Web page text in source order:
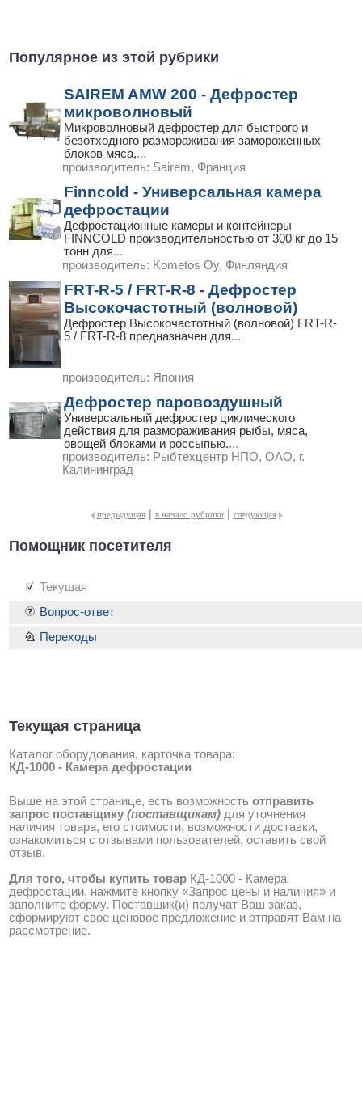
Популярное из этой рубрики
SAIREM AMW 200 - Дефростер
микроволновый
Микроволновый дефростер для быстрого и
безотходного размораживания замороженных
блоков мяса,...
производитель: Sairem, Франция
Finncold - Универсальная камера
дефростации
Дефростационные камеры и контейнеры
FINNCOLD производительностью от 300 кг до 15
тонн для...
производитель: Kometos Oy, Финляндия
FRT-R-5 / FRT-R-8 - Дефростер
Высокочастотный (волновой)
Дефростер Высокочастотный (волновой) FRT-R-
5 / FRT-R-8 предназначен для...
производитель: Япония
Дефростер паровоздушный
Универсальный дефростер циклического
действия для размораживания рыбы, мяса,
овощей блоками и россыпью....
производитель: Рыбтехцентр НПО, ОАО, г.
Калининград
предыдущая | в начало рубрики | следующая
Помощник посетителя
Текущая
Текущая страница
Каталог оборудования, карточка товара:
КД-1000 - Камера дефростации
Выше на этой странице, есть возможность отправить
запрос поставщику (поставщикам) для уточнения
наличия товара, его стоимости, возможности доставки,
ознакомиться с отзывами пользователей, оставить свой
отзыв.
Для того, чтобы купить товар КД-1000 - Камера
дефростации, нажмите кнопку «Запрос цены и наличия» и
заполните форму. Поставщик(и) получат Ваш заказ,
сформируют свое ценовое предложение и отправят Вам на
рассмотрение.
Вопрос-ответ
Переходы